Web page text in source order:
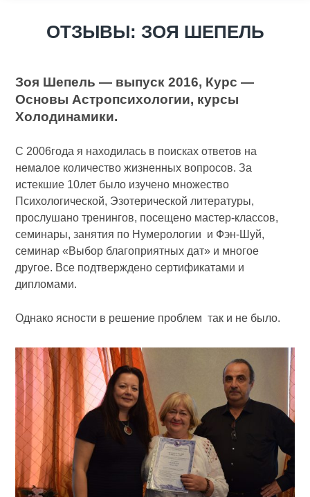
ОТЗЫВЫ: ЗОЯ ШЕПЕЛЬ
Зоя Шепель — выпуск 2016, Курс —
Основы Астропсихологии, курсы
Холодинамики.
С 2006года я находилась в поисках ответов на
немалое количество жизненных вопросов. За
истекшие 10лет было изучено множество
Психологической, Эзотерической литературы,
прослушано тренингов, посещено мастер-классов,
семинары, занятия по Нумерологии и Фэн-Шуй,
семинар «Выбор благоприятных дат» и многое
другое. Все подтверждено сертификатами и
дипломами.
Однако ясности в решение проблем так и не было.